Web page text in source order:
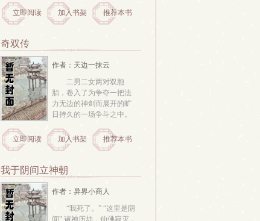
钉。 为了在异世界美好的
生活，为了不被玩家欺
苦厄，把所有的收获留给
自己，茁壮成长，成为...
立即阅读 加入书架 推荐本书
奇双传
作者：天边一抹云
二男二女两对双胞
胎，卷入了为争夺一把法
力无边的神剑而展开的旷
日持久的一场争斗之中。
织，有爱恨情仇，有亲情
友情，最终，正义战胜了
有。
立即阅读 加入书架 推荐本书
我于阴间立神朝
作者：异界小商人
“我死了。” “这里是阴
间” 诸神历劫，仙佛寂灭，